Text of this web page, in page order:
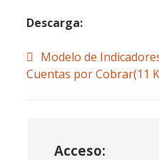
Descarga:
spreadsheet
Modelo de
Cuentas por Cobrar(11
Acceso: